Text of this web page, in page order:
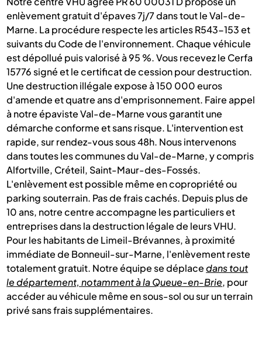
enlèvement gratuit d'épaves 7j/7 dans tout le Val-de-
Marne. La procédure respecte les articles R543-153 et
suivants du Code de l'environnement. Chaque véhicule
est dépollué puis valorisé à 95 %. Vous recevez le Cerfa
15776 signé et le certificat de cession pour destruction.
Une destruction illégale expose à 150 000 euros
d'amende et quatre ans d'emprisonnement. Faire appel
à notre épaviste Val-de-Marne vous garantit une
démarche conforme et sans risque. L'intervention est
rapide, sur rendez-vous sous 48h. Nous intervenons
dans toutes les communes du Val-de-Marne, y compris
Alfortville, Créteil, Saint-Maur-des-Fossés.
L'enlèvement est possible même en copropriété ou
parking souterrain. Pas de frais cachés. Depuis plus de
10 ans, notre centre accompagne les particuliers et
entreprises dans la destruction légale de leurs VHU.
Pour les habitants de Limeil-Brévannes, à proximité
immédiate de Bonneuil-sur-Marne, l'enlèvement reste
totalement gratuit. Notre équipe se déplacedans tout
le département, notamment à la Queue-en-Brie, pour
accéder au véhicule même en sous-sol ou sur un terrain
privé sans frais supplémentaires.